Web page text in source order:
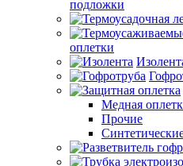
подложки
оплетки
Медная
Прочие